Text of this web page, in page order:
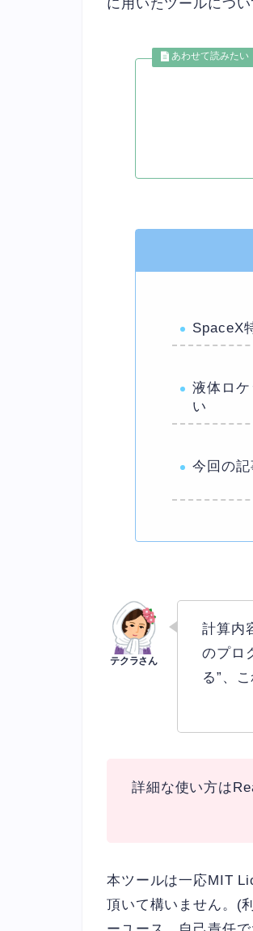
に用いたツールにつ
SpaceX
液体ロ
い
今回の記
計算内
のプロ
る”、
詳細な使い方は
本ツールは一応MIT
頂いて構いません。(